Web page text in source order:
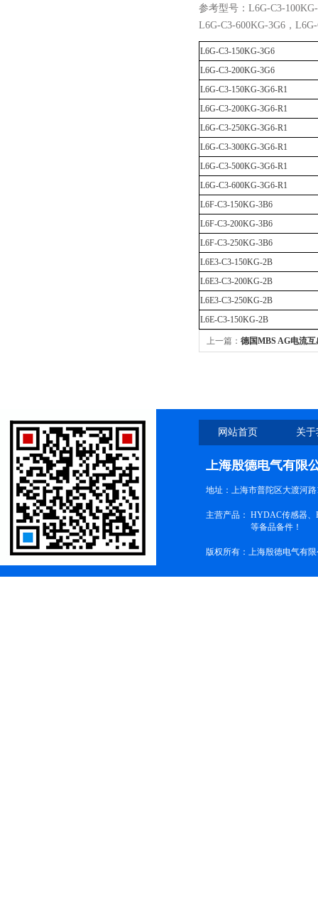
参考型号： L6G-C3-
L6G-C3-600KG-3G6，
L6G-C3-150KG-3G6
L6G-C3-200KG-3G6
L6G-C3-150KG-3G6-R1
L6G-C3-200KG-3G6-R1
L6G-C3-250KG-3G6-R1
L6G-C3-300KG-3G6-R1
L6G-C3-500KG-3G6-R1
L6G-C3-600KG-3G6-R1
L6F-C3-150KG-3B6
L6F-C3-200KG-3B6
L6F-C3-250KG-3B6
L6E3-C3-150KG-2B
L6E3-C3-200KG-2B
L6E3-C3-250KG-2B
L6E-C3-150KG-2B
上一篇： 德国MBS AG电流
网站首页 关
上海殷德电气有限
地址：上海市普陀区大渡河路
主营产品： HYDAC传感器、
等备品备件！
版权所有：上海殷德电气有